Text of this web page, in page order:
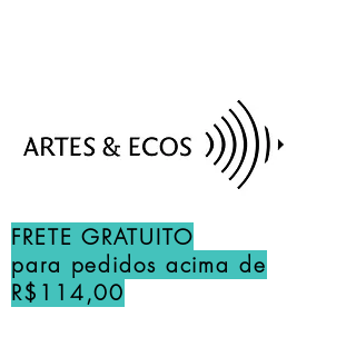
FRETE GRATUITO
para pedidos acima de
R$114,00